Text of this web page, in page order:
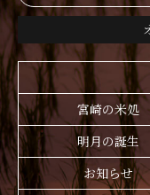
宮崎の米処
明月の誕生
お知らせ